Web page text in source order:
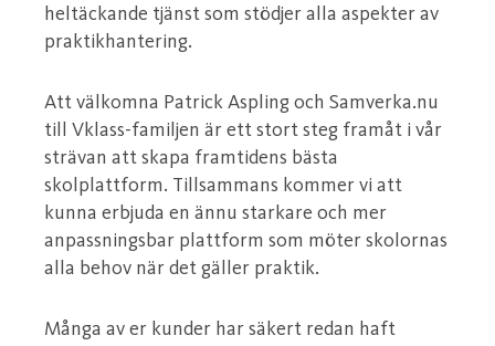
heltäckande tjänst som stödjer alla aspekter av
praktikhantering.
Att välkomna Patrick Aspling och Samverka.nu
till Vklass-familjen är ett stort steg framåt i vår
strävan att skapa framtidens bästa
skolplattform. Tillsammans kommer vi att
kunna erbjuda en ännu starkare och mer
anpassningsbar plattform som möter skolornas
alla behov när det gäller praktik.
Många av er kunder har säkert redan haft